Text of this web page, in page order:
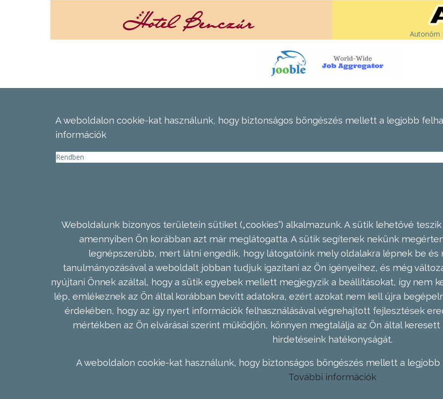
Autonóm
A weboldalon cookie-kat használunk, hogy biztonságos böngészés mellett a legjobb
információk
Rendben
Weboldalunk bizonyos területein sütiket („cookies”) alkalmazunk. A sütik lehetővé
amennyiben Ön korábban azt már meglátogatta. A sütik segítenek nekünk
legnépszerűbb, mert látni engedik, hogy látogatóink mely oldalakra lépnek be
tanulmányozásával a weboldalt jobban tudjuk igazítani az Ön igényeihez, és még
nyújtani Önnek azáltal, hogy a sütik egyebek mellett megjegyzik a beállításokat, így nem
lép, emlékeznek az Ön által korábban bevitt adatokra, ezért azokat nem kell újra
érdekében, hogy az így nyert információk felhasználásával végrehajtott fejlesztések
mértékben az Ön elvárásai szerint működjön, könnyen megtalálja az Ön által
hirdetéseink hatékonyságát.
A weboldalon cookie-kat használunk, hogy biztonságos böngészés mellett a
További információk